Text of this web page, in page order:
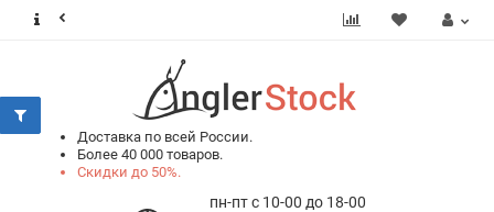
Доставка по всей России.
Более 40 000 товаров.
Скидки до 50%.
пн-пт с 10-00 до 18-00